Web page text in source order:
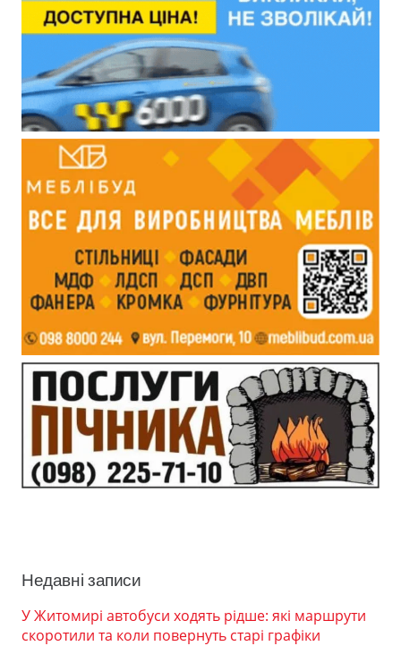
Недавні записи
У Житомирі автобуси ходять рідше: які маршрути
скоротили та коли повернуть старі графіки